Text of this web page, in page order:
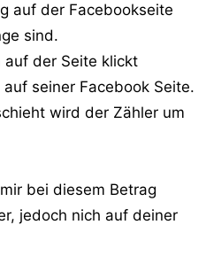
auf der Facebookseite
sind.
auf der Seite klickt
seiner Facebook Seite.
wird der Zähler um
bei diesem Betrag
jedoch nich auf deiner